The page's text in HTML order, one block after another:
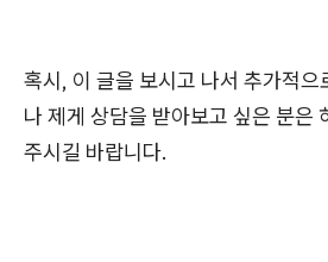
혹시, 이 글을 보시고 나서 추가적으
나 제게 상담을 받아보고 싶은 분은
주시길 바랍니다.